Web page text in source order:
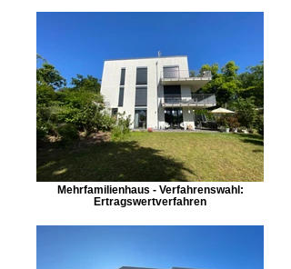
Mehrfamilienhaus - Verfahrenswahl:
Ertragswertverfahren